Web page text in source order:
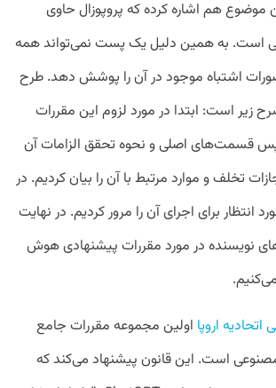
موضوع هم اشاره کرده که پروپوزال حاوی
است. به همین دلیل یک پست نمی‌تواند همه
اشتباه موجود در آن را پوشش دهد. طرح
زیر است: ابتدا در مورد لزوم این مقررات
قسمت‌های اصلی و نحوه تحقق الزامات آن
تخلف و موارد مرتبط با آن را بیان کردیم. در
انتظار برای اجرای آن را مرور کردیم. در نهایت
نویسنده در مورد مقررات پیشنهادی هوش
اروپا